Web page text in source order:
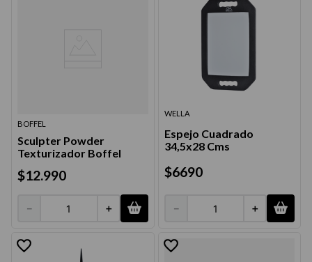
BOFFEL
Sculpter Powder
Texturizador Boffel
$12.990
＋
－
WELLA
Espejo Cuadrado
34,5x28 Cms
$6690
＋
－